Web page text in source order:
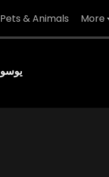
Pets & Animals More